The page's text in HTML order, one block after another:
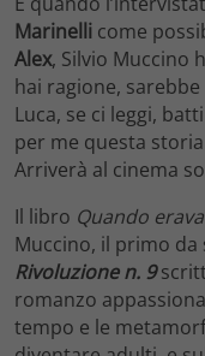
Marinelli come
Alex, Silvio Muccino
hai ragione,
Luca, se ci leggi,
per me questa
Arriverà al cinema
Il libro Quando
Muccino, il primo da
Rivoluzione n. 9
romanzo
tempo e le